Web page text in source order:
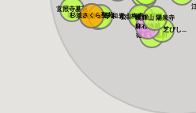
浄見寺
桜上水 みたま...
徳玄寺墓所
玄照寺墓苑
正伝寺 芝びし...
築地本願寺 和...公営 都立青山...
青山梅窓院墓苑
麻布浄苑
萬輝山 陽泉寺
杉並さくら聖苑